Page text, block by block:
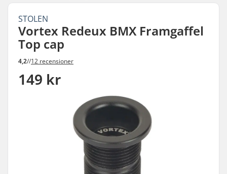
STOLEN
Vortex Redeux BMX Framgaffel
Top cap
4,2//12 recensioner
149 kr